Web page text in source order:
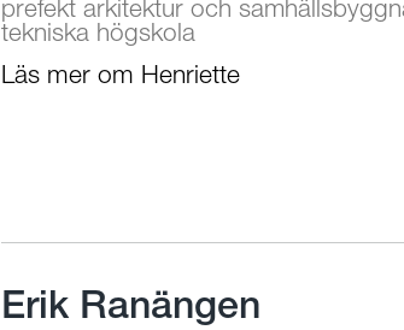
prefekt arkitektur och
tekniska högskola
Läs mer om Henriette
Erik Ranängen